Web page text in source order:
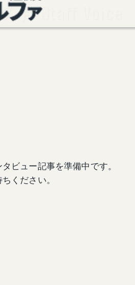
声Staff Voice
ビュー記事を準備中です。
ください。